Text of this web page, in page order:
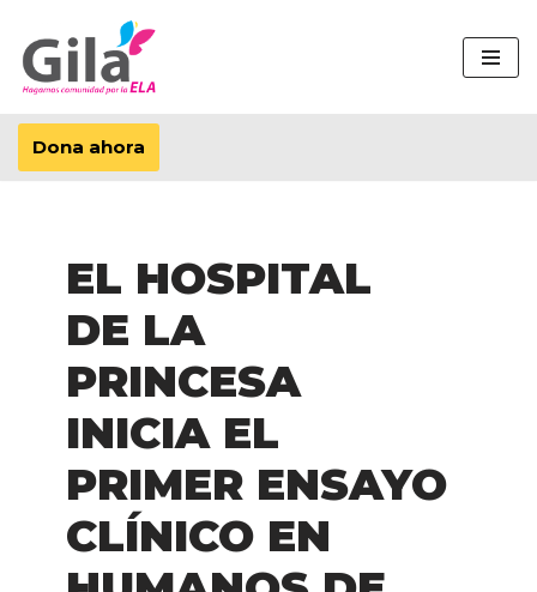
Saltar
al
contenido
Dona ahora
EL HOSPITAL
DE LA
PRINCESA
INICIA EL
PRIMER ENSAYO
CLÍNICO EN